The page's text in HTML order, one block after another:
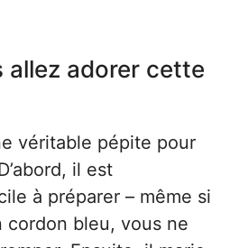
allez adorer cette
véritable pépite pour
il est
à préparer – même si
cordon bleu, vous ne